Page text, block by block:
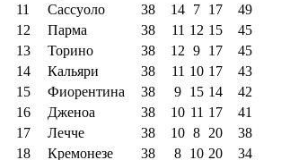
11
Сассуоло 38 14 7 17
49
12
Парма 38 11 12 15
45
13
Торино 38 12 9 17
45
14
Кальяри 38 11 10 17
43
15
Фиорентина 38 9 15 14
42
16
Дженоа 38 10 11 17
41
17
Лечче 38 10 8 20
38
18
Кремонезе 38 8 10 20 34